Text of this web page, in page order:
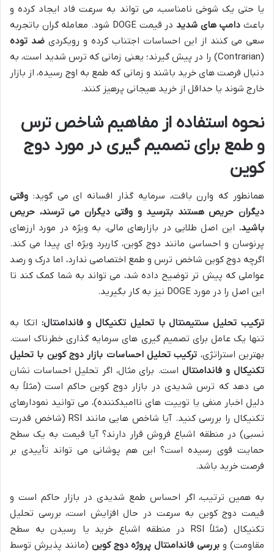
یا حتی یک شوخی نامناسب، می تواند به سرعت فاد ایجاد کرده و
باعث دامپ های شدید
در قیمت DOGE شود. معامله گران باتجربه
سعی می کنند از این احساسات اجتناب کرده و رویکردی ضد توده
(Contrarian) را در پیش گیرند؛ یعنی زمانی که ترس شدید است، به
دنبال فرصت های خرید باشند و زمانی که طمع به اوج رسیده، از بازار
خارج شوند یا حداقل از خرید هیجانی پرهیز کنند.
نحوه استفاده از مفاهیم شاخص ترس
و طمع برای تصمیم گیری در مورد دوج
کوین
همانطور که وارن بافت، سرمایه گذار افسانه ای می گوید: وقتی
دیگران حریص هستند بترسید و وقتی دیگران می ترسند، حریص
باشید. این اصل طلایی در بازارهای مالی، به ویژه در مورد ارزهای
پرنوسان و احساسی مانند دوج کوین، کاربرد ویژه ای پیدا می کند.
اگرچه دوج کوین شاخص ترس و طمع اختصاصی ندارد، اما درک و رصد
عواملی که پیش تر توضیح داده شد، می تواند به شما کمک کند تا
این اصل را در مورد DOGE نیز به کار بگیرید.
ترکیب تحلیل سنتیمنتال با تحلیل تکنیکال و فاندامنتال: اتکا به
تنها یک عامل برای تصمیم گیری های سرمایه گذاری خطرناک است.
بهترین استراتژی، ترکیب تحلیل احساسات بازار دوج کوین با تحلیل
تکنیکال و فاندامنتالاست. برای مثال، اگر تحلیل احساسات نشان
می دهد که ترس شدیدی در بازار دوج کوین حاکم است (مثلاً به
دلیل اخبار منفی یا توییت های ناامیدکننده)، می توانید نمودارهای
تکنیکال را بررسی کنید. آیا شاخص هایی مانند RSI (شاخص قدرت
نسبی) در منطقه اشباع فروش قرار دارند؟ آیا قیمت به یک سطح
حمایت قوی رسیده است؟ این هم پوشانی می تواند تأییدی بر
فرصت خرید باشد.
به همین ترتیب، اگر احساس طمع شدیدی در بازار حاکم است و
قیمت دوج کوین به سرعت در حال افزایش است، بررسی تحلیل
تکنیکال (مثلاً RSI در منطقه اشباع خرید یا رسیدن به سطح
مقاومت) و بررسی فاندامنتال پروژه دوج کوین (مانند پذیرش توسط